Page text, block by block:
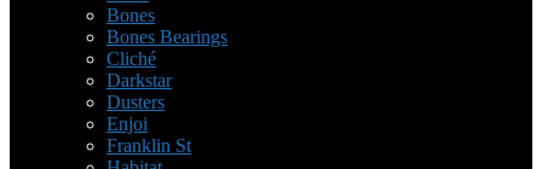
Bones
Bones Bearings
Cliché
Darkstar
Dusters
Enjoi
Franklin St